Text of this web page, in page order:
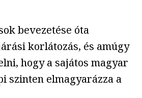
bevezetése óta
korlátozás, és amúgy
hogy a sajátos magyar
szinten elmagyarázza a